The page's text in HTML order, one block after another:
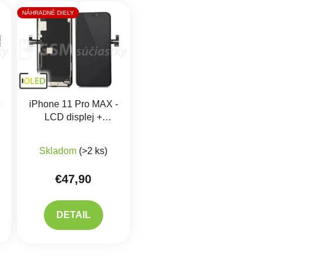
NÁHRADNÉ DIELY
iPhone 11 Pro MAX -
LCD displej +
Skladom (>2 ks)
€47,90
DETAIL